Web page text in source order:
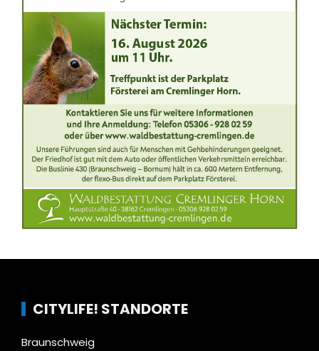
CITYLIFE! STANDORTE
Braunschweig